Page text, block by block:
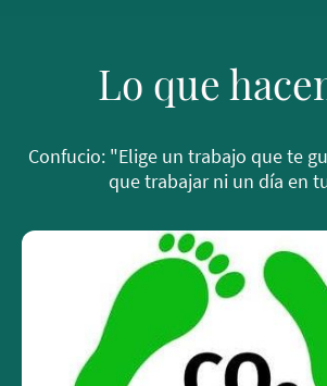
Lo que
Confucio: "Elige un trabajo que te
que trabajar ni un día en